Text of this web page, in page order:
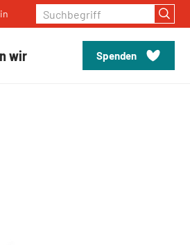
wir Spenden
Suchbegriff